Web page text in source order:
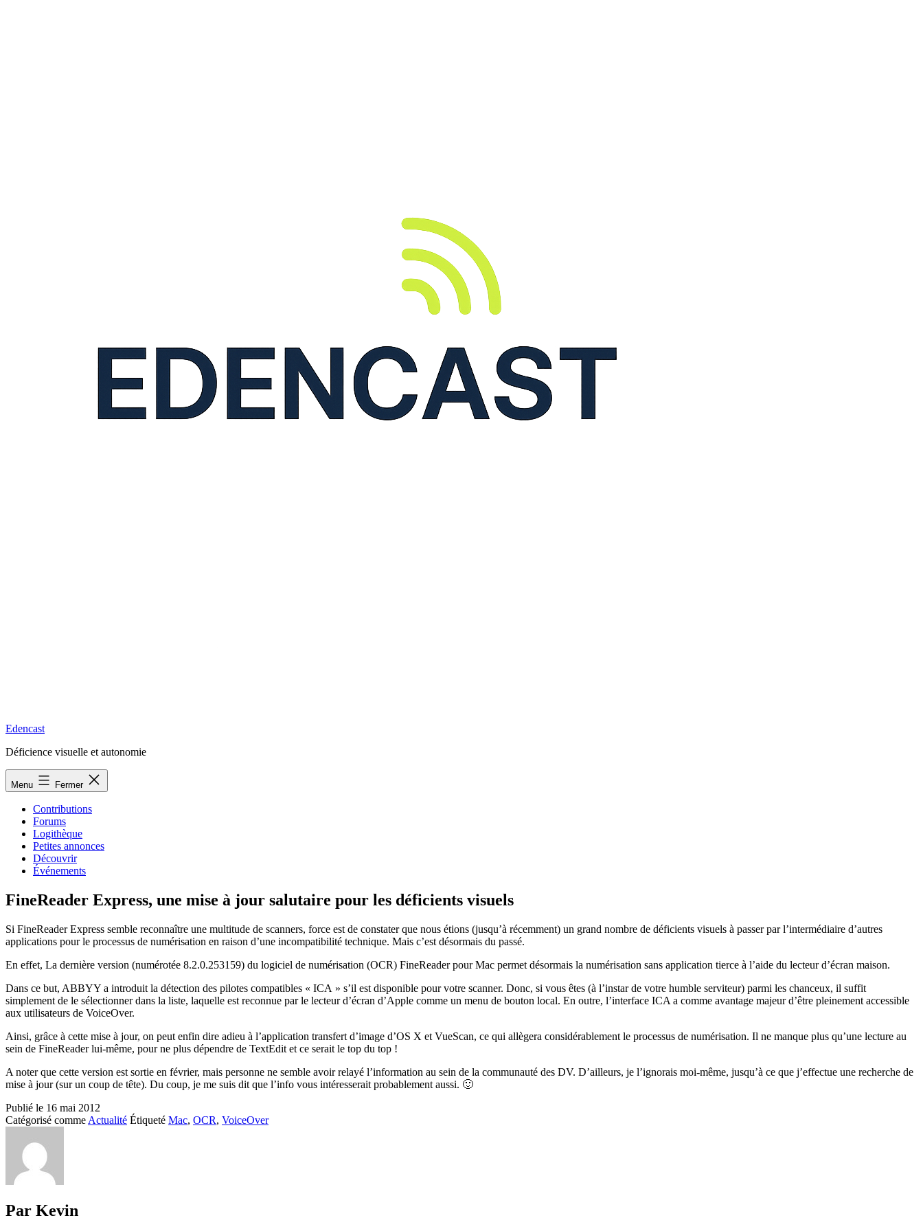
Edencast
Déficience visuelle et autonomie
Menu Fermer
Contributions
Forums
Logithèque
Petites annonces
Découvrir
Événements
FineReader Express, une mise à jour salutaire pour les déficients visuels
Si FineReader Express semble reconnaître une multitude de scanners, force est de constater que nous étions (jusqu’à récemment) un grand nombre de déficients visuels à passer par l’intermédiaire d’autres
applications pour le processus de numérisation en raison d’une incompatibilité technique. Mais c’est désormais du passé.
En effet, La dernière version (numérotée 8.2.0.253159) du logiciel de numérisation (OCR) FineReader pour Mac permet désormais la numérisation sans application tierce à l’aide du lecteur d’écran maison.
Dans ce but, ABBYY a introduit la détection des pilotes compatibles « ICA » s’il est disponible pour votre scanner. Donc, si vous êtes (à l’instar de votre humble serviteur) parmi les chanceux, il suffit
simplement de le sélectionner dans la liste, laquelle est reconnue par le lecteur d’écran d’Apple comme un menu de bouton local. En outre, l’interface ICA a comme avantage majeur d’être pleinement accessible
aux utilisateurs de VoiceOver.
Ainsi, grâce à cette mise à jour, on peut enfin dire adieu à l’application transfert d’image d’OS X et VueScan, ce qui allègera considérablement le processus de numérisation. Il ne manque plus qu’une lecture au
sein de FineReader lui-même, pour ne plus dépendre de TextEdit et ce serait le top du top !
A noter que cette version est sortie en février, mais personne ne semble avoir relayé l’information au sein de la communauté des DV. D’ailleurs, je l’ignorais moi-même, jusqu’à ce que j’effectue une recherche de
mise à jour (sur un coup de tête). Du coup, je me suis dit que l’info vous intéresserait probablement aussi. 🙂
Publié le 16 mai 2012
Catégorisé comme Actualité Étiqueté Mac, OCR, VoiceOver
Par Kevin